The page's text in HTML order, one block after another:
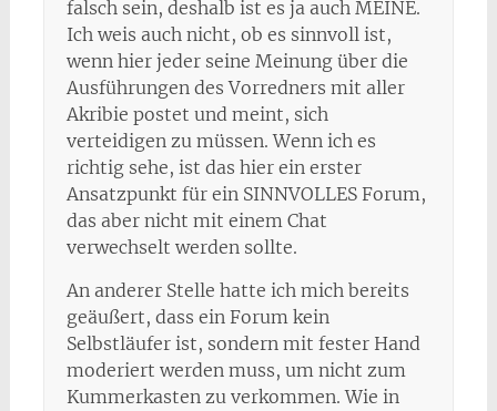
falsch sein, deshalb ist es ja auch MEINE.
Ich weis auch nicht, ob es sinnvoll ist,
wenn hier jeder seine Meinung über die
Ausführungen des Vorredners mit aller
Akribie postet und meint, sich
verteidigen zu müssen. Wenn ich es
richtig sehe, ist das hier ein erster
Ansatzpunkt für ein SINNVOLLES Forum,
das aber nicht mit einem Chat
verwechselt werden sollte.
An anderer Stelle hatte ich mich bereits
geäußert, dass ein Forum kein
Selbstläufer ist, sondern mit fester Hand
moderiert werden muss, um nicht zum
Kummerkasten zu verkommen. Wie in